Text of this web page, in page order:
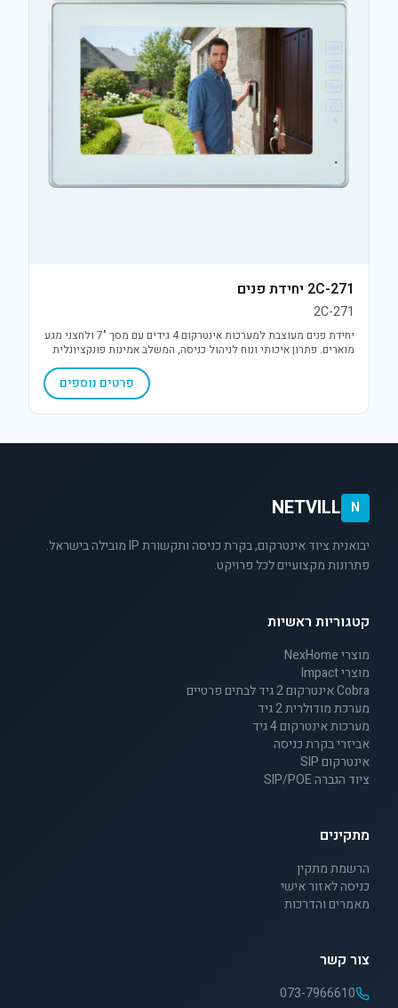
2C-271 יחידת פנים
2C-271
יחידת פנים מעוצבת למערכות אינטרקום 4 גידים עם מסך "7 ולחצני מגע
מוארים. פתרון איכותי ונוח לניהול כניסה, המשלב אמינות פונקציונלית
פרטים נוספים
N
NETVILL
יבואנית ציוד אינטרקום, בקרת כניסה ותקשורת IP מובילה בישראל.
פתרונות מקצועיים לכל פרויקט.
קטגוריות ראשיות
מוצרי NexHome
מוצרי Impact
Cobra אינטרקום 2 גיד לבתים פרטיים
מערכת מודולרית 2 גיד
מערכות אינטרקום 4 גיד
אביזרי בקרת כניסה
אינטרקום SIP
ציוד הגברה SIP/POE
מתקינים
הרשמת מתקין
כניסה לאזור אישי
מאמרים והדרכות
צור קשר
073-7966610